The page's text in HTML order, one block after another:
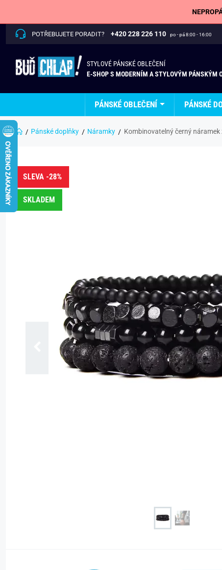
POTŘEBUJETE PORADIT? +420 228 226 110 po - pá 8:00 - 16:00
STYLOVÉ PÁNSKÉ OBLEČENÍ
E-SHOP S MODERNÍM A STYLOVÝM PÁNSKÝM
PÁNSKÉ OBLEČENÍ PÁNSKÉ
Pánské doplňky Náramky Kombinovatelný černý náramek
SLEVA -28%
SKLADEM